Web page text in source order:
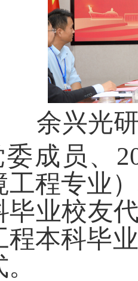
余兴光
成员、
工程专业
毕业校友
程本科毕